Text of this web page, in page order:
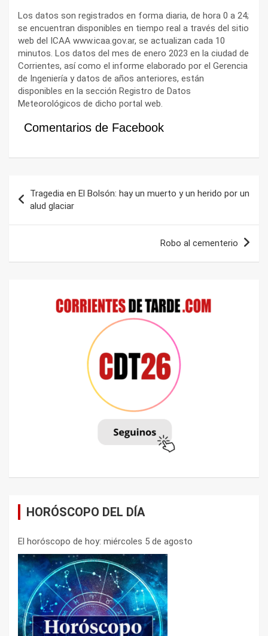
Los datos son registrados en forma diaria, de hora 0 a 24;
se encuentran disponibles en tiempo real a través del sitio
web del ICAA www.icaa.gov.ar, se actualizan cada 10
minutos. Los datos del mes de enero 2023 en la ciudad de
Corrientes, así como el informe elaborado por el Gerencia
de Ingeniería y datos de años anteriores, están
disponibles en la sección Registro de Datos
Meteorológicos de dicho portal web.
Comentarios de Facebook
de
entradas
Tragedia en El Bolsón: hay un muerto y un herido por un
alud glaciar
Robo al cementerio
HORÓSCOPO DEL DÍA
El horóscopo de hoy: miércoles 5 de agosto